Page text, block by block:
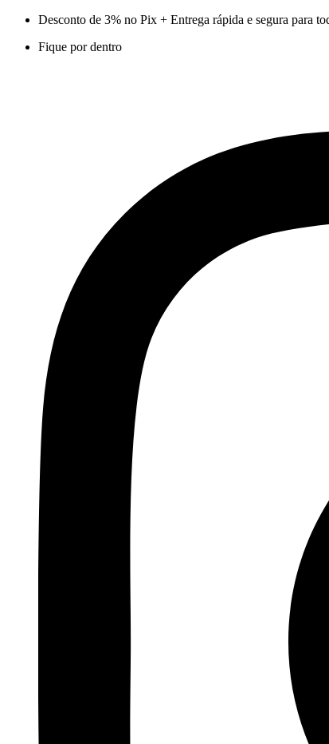
Desconto de 3% no Pix + Entrega rápida e segura para
Fique por dentro